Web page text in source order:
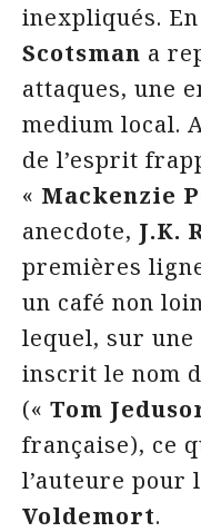
inexpliqués.
Scotsman a
attaques, une
medium local.
de l’esprit
« Mackenzie
anecdote, J.K.
premières
un café non
lequel, sur
inscrit le nom
(« Tom
française), ce
l’auteure pour
Voldemort.